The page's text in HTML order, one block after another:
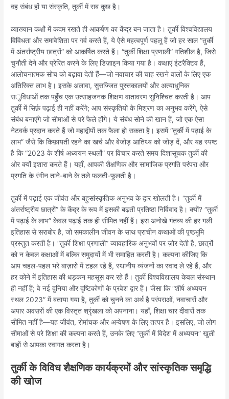
वह संबंध हों या संस्कृति, तुर्की में सब कुछ है।
व्याख्यान कक्षों में कदम रखते ही आकर्षण का केंद्र बन जाता है। तुर्की विश्वविद्यालय
विविधता और समावेशिता पर गर्व करते हैं, ये ऐसे महत्वपूर्ण पहलू हैं जो हर साल “तुर्की
में अंतर्राष्ट्रीय छात्रों” को आकर्षित करते हैं। “तुर्की शिक्षा प्रणाली” गतिशील है, जिसे
चुनौती देने और प्रेरित करने के लिए डिज़ाइन किया गया है। कक्षाएं इंटरैक्टिव हैं,
आलोचनात्मक सोच को बढ़ावा देती हैं—जो नवाचार की चाह रखने वालों के लिए एक
अतिरिक्त लाभ है। इसके अलावा, सुसज्जित पुस्तकालयों और अत्याधुनिक
सुविधाओं तक पहुँच एक उत्साहजनक शिक्षण वातावरण सुनिश्चित करती है। आप
तुर्की में सिर्फ़ पढ़ाई ही नहीं करेंगे; आप संस्कृतियों के मिश्रण का अनुभव करेंगे, ऐसे
संबंध बनाएंगे जो सीमाओं से परे फैले होंगे। ये संबंध सोने की खान हैं, जो एक ऐसा
नेटवर्क प्रदान करते हैं जो महाद्वीपों तक फैला हो सकता है। इसमें “तुर्की में पढ़ाई के
लाभ” जैसे कि किफ़ायती रहने का खर्च और बेजोड़ आतिथ्य को जोड़ दें, और यह स्पष्ट
है कि “2023 के शीर्ष अध्ययन स्थलों” पर विचार करते समय दिशासूचक तुर्की की
ओर क्यों इशारा करते हैं। यहाँ, आपकी शैक्षणिक और सामाजिक प्रगति परंपरा और
प्रगति के रंगीन ताने-बाने के तले फलती-फूलती है।
तुर्की में पढ़ाई एक जीवंत और बहुसांस्कृतिक अनुभव के द्वार खोलती है। “तुर्की में
अंतर्राष्ट्रीय छात्रों” के केंद्र के रूप में इसकी बढ़ती प्रतिष्ठा निर्विवाद है। क्यों? “तुर्की
में पढ़ाई के लाभ” केवल पढ़ाई तक ही सीमित नहीं हैं। इस अनोखे गंतव्य की हर गली
इतिहास से सराबोर है, जो समकालीन जीवन के साथ प्राचीन कथाओं की पृष्ठभूमि
प्रस्तुत करती है। “तुर्की शिक्षा प्रणाली” व्यावहारिक अनुभवों पर ज़ोर देती है, छात्रों
को न केवल कक्षाओं में बल्कि समुदायों में भी समाहित करती है। कल्पना कीजिए कि
आप चहल-पहल भरे बाज़ारों में टहल रहे हैं, स्थानीय व्यंजनों का स्वाद ले रहे हैं, और
हर कोने में इतिहास की धड़कन महसूस कर रहे हैं। तुर्की विश्वविद्यालय केवल संस्थान
ही नहीं हैं; वे नई दुनिया और दृष्टिकोणों के प्रवेश द्वार हैं। जैसा कि “शीर्ष अध्ययन
स्थल 2023” में बताया गया है, तुर्की को चुनने का अर्थ है परंपराओं, नवाचारों और
अपार अवसरों की एक विस्तृत श्रृंखला को अपनाना। यहाँ, शिक्षा चार दीवारों तक
सीमित नहीं है—यह जीवंत, रोमांचक और अन्वेषण के लिए तत्पर है। इसलिए, जो लोग
सीमाओं से परे शिक्षा की कल्पना करते हैं, उनके लिए “तुर्की में विदेश में अध्ययन” खुली
बाहों से आपका स्वागत करता है।
तुर्की के विविध शैक्षणिक कार्यक्रमों और सांस्कृतिक समृद्धि
की खोज